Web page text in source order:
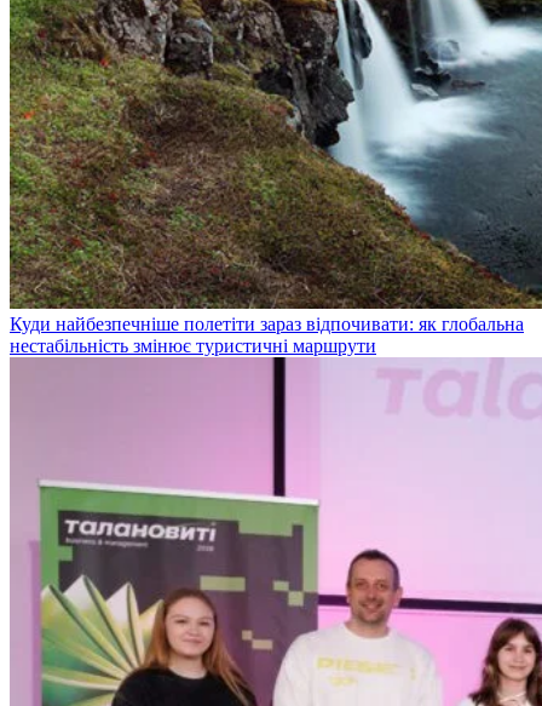
Куди найбезпечніше полетіти зараз відпочивати: як глобальна
нестабільність змінює туристичні маршрути